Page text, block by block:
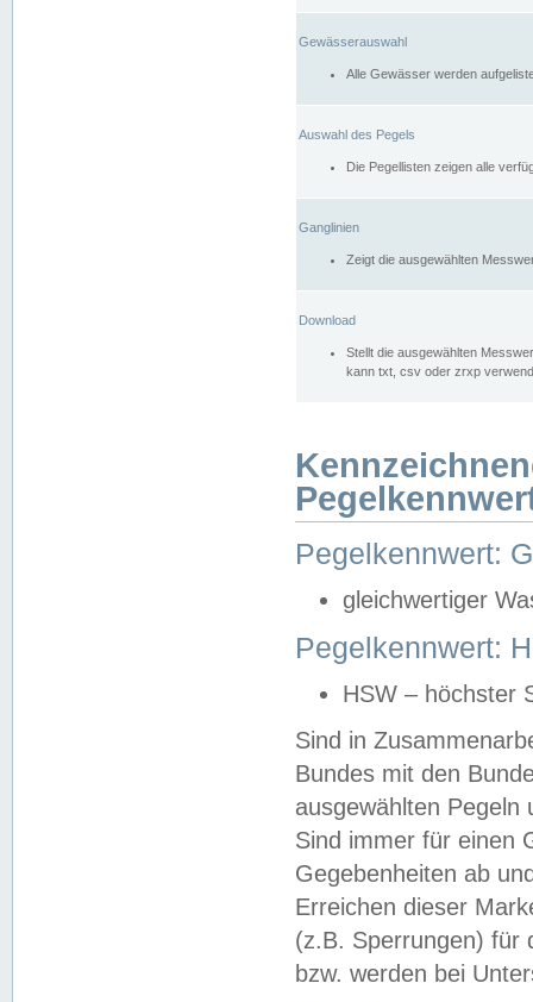
Gewässerauswahl
Alle Gewässer werden
Auswahl des Pegels
Die Pegellisten zeigen alle
Ganglinien
Zeigt die ausgewählten
Download
Stellt die ausgewählten
kann txt, csv oder zrxp
Pegelkennwert:
gleichwertiger
Pegelkennwert:
HSW – höchster
Sind in
Bundes mit den
ausgewählten
Sind immer für einen
Gegebenheiten ab
Erreichen dieser
(z.B. Sperrungen) für
bzw. werden bei